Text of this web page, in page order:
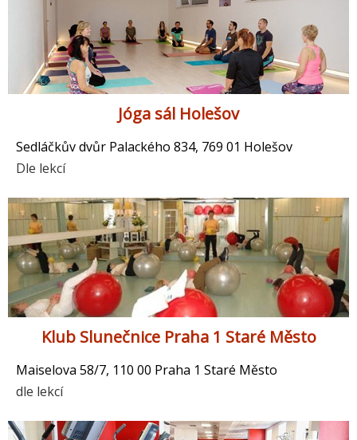
Jóga sál Holešov
Sedláčkův dvůr Palackého 834, 769 01 Holešov
Dle lekcí
Klub Slunečnice Praha 1 Staré Město
Maiselova 58/7, 110 00 Praha 1 Staré Město
dle lekcí